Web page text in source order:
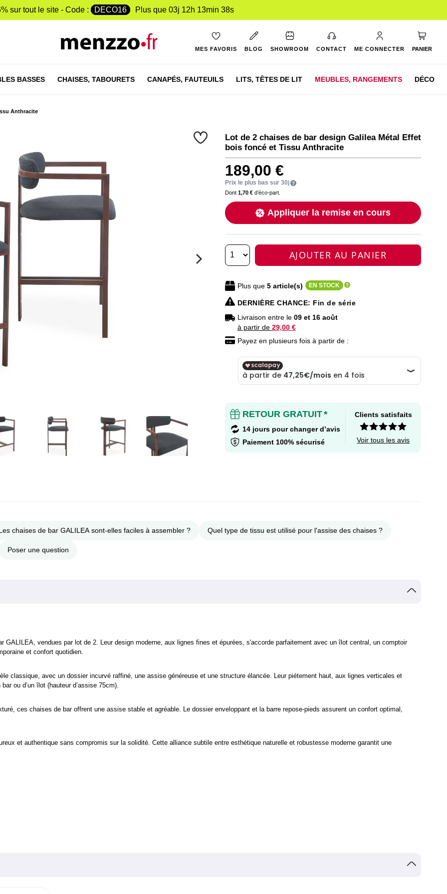
sur tout le site - Code : DECO16 Plus que 03j 12h 13min 38s
MES FAVORIS BLOG SHOWROOM CONTACT ME CONNECTER PANIER
BASSES CHAISES, TABOURETS CANAPÉS, FAUTEUILS LITS, TÊTES DE LIT MEUBLES, RANGEMENTS DÉCO
Anthracite
Lot de 2 chaises de bar design Galilea Métal Effet
bois foncé et Tissu Anthracite
189,00 €
Prix le plus bas sur 30j
Dont 1,70 €d’éco-part.
Appliquer la remise en cours
AJOUTER AU PANIER
Plus que 5article(s) EN STOCK
DERNIÈRE CHANCE: Fin de série
Livraison entre le 09 et 16 août
à partir de 29,00 €
Payez en plusieurs fois à partir de :
RETOUR GRATUIT*
14 jours pour changer d’avis
Paiement 100% sécurisé
Clients satisfaits
Voir tous les avis
chaises de bar GALILEA sont-elles faciles à assembler ? Quel type de tissu est utilisé pour l'assise des chaises ?
Poser une question
vendues par lot de 2. Leur design moderne, aux lignes fines et épurées, s'accorde parfaitement avec un îlot central, un comptoir
et confort quotidien.
classique, avec un dossier incurvé raffiné, une assise généreuse et une structure élancée. Leur piétement haut, aux lignes verticales et
ou d’un îlot (hauteur d’assise 75cm).
ces chaises de bar offrent une assise stable et agréable. Le dossier enveloppant et la barre repose-pieds assurent un confort optimal,
et authentique sans compromis sur la solidité. Cette alliance subtile entre esthétique naturelle et robustesse moderne garantit une